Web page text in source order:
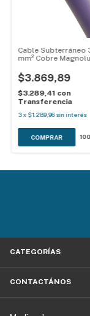
Cable Subterráneo
mm² Cobre
$3.869,89
$3.289,41 con
Transferencia
3x $1.289,96 sin interés
100
CATEGORÍAS
CONTACTÁNOS